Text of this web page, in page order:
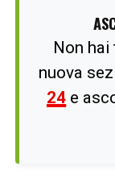
Non hai
nuova
24 e